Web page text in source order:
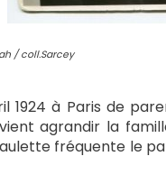
/ coll.Sarcey
1924 à Paris de
agrandir la
fréquente le